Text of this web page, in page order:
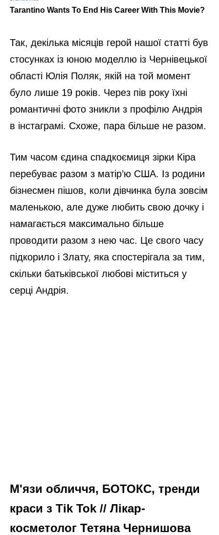
Так, декілька місяців герой нашої статті був
стосунках із юною моделлю із Чернівецької
області Юлія Поляк, якій на той момент
було лише 19 років. Через пів року їхні
романтичні фото зникли з профілю Андрія
в інстаграмі. Схоже, пара більше не разом.
Тим часом єдина спадкоємиця зірки Кіра
перебуває разом з матір’ю США. Із родини
бізнесмен пішов, коли дівчинка була зовсім
маленькою, але дуже любить свою дочку і
намагається максимально більше
проводити разом з нею час. Це свого часу
підкорило і Злату, яка спостерігала за тим,
скільки батьківської любові міститься у
серці Андрія.
М'язи обличчя, БОТОКС, тренди
краси з Tik Tok // Лікар-
косметолог Тетяна Чернишова